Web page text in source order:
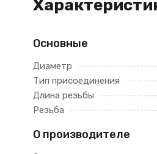
Основные
Диаметр
Тип присоединения
Длина резьбы
Резьба
О производителе